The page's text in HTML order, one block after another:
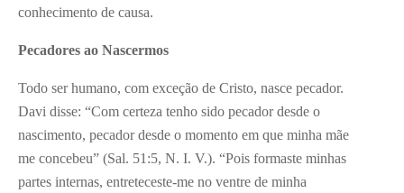
conhecimento de causa.
Pecadores ao Nascermos
Todo ser humano, com exceção de Cristo, nasce pecador.
Davi disse: “Com certeza tenho sido pecador desde o
nascimento, pecador desde o momento em que minha mãe
me concebeu” (Sal. 51:5, N. I. V.). “Pois formaste minhas
partes internas, entreteceste-me no ventre de minha